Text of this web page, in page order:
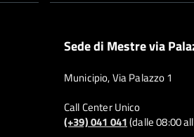
Sede di Mestre via
Municipio, Via Palazzo 1
Call Center Unico
(+39) 041 041(dalle 08:00